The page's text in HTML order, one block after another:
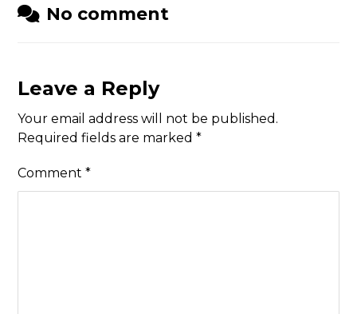
No comment
Leave a Reply
Your email address will not be published.
Required fields are marked*
Comment*